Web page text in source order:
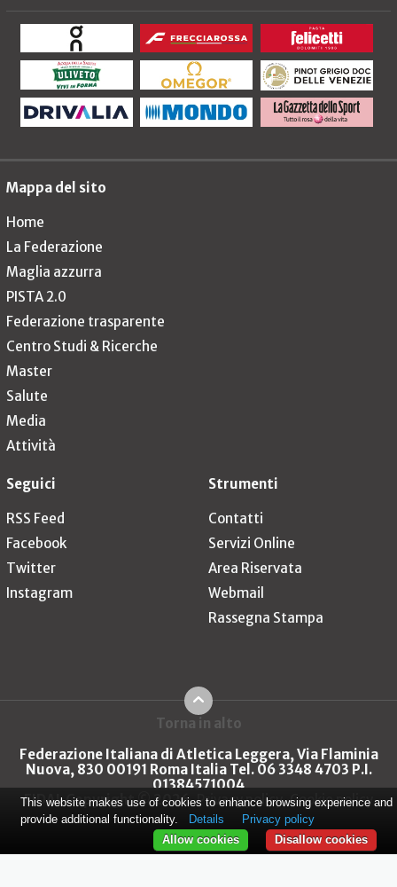
Mappa del sito
Home
La Federazione
Maglia azzurra
PISTA 2.0
Federazione trasparente
Centro Studi & Ricerche
Master
Salute
Media
Attività
Seguici
RSS Feed
Facebook
Twitter
Instagram
Strumenti
Contatti
Servizi Online
Area Riservata
Webmail
Rassegna Stampa
Torna in alto
Federazione Italiana di Atletica Leggera, Via Flaminia
Nuova, 830 00191 Roma Italia Tel. 06 3348 4703 P.I.
01384571004
FIDAL Copyright © 2026 Privacy policy Cookie policy
This website makes use of cookies to enhance browsing experience and
provide additional functionality.
Details
Privacy policy
Disallow cookies
Allow cookies